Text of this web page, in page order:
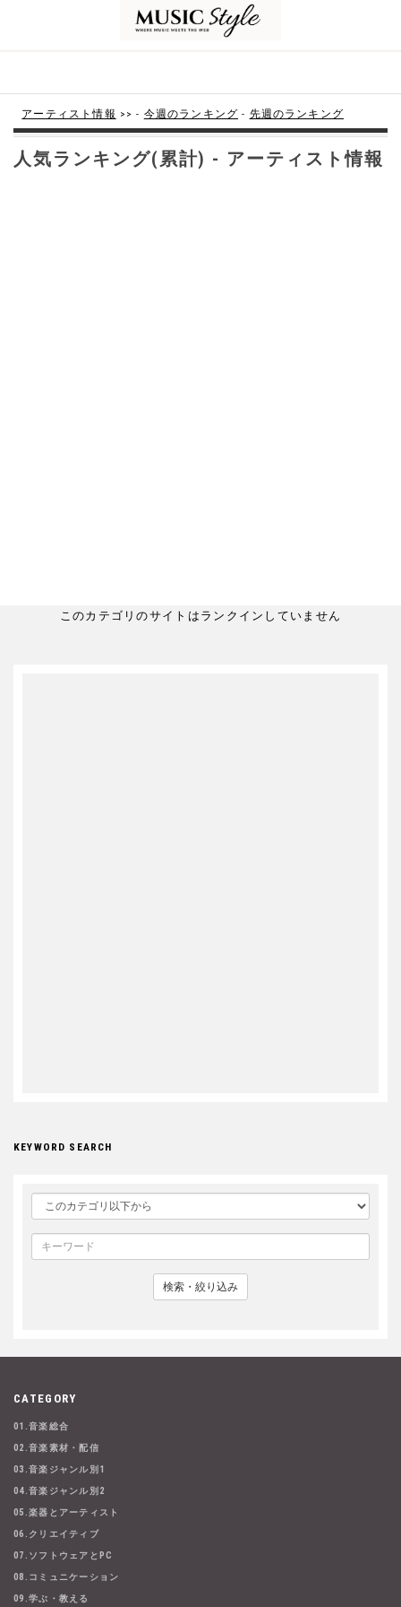
アーティスト情報 >> - 今週のランキング - 先週のランキング
人気ランキング(累計) - アーティスト情報
このカテゴリのサイトはランクインしていません
KEYWORD SEARCH
検索・絞り込み
CATEGORY
01.音楽総合
02.音楽素材・配信
03.音楽ジャンル別1
04.音楽ジャンル別2
05.楽器とアーティスト
06.クリエイティブ
07.ソフトウェアとPC
08.コミュニケーション
09.学ぶ・教える